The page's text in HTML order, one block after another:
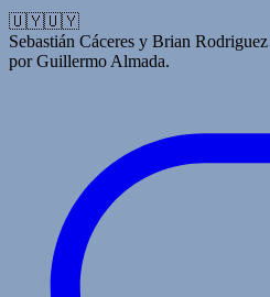
🇺🇾🇺🇾
Sebastián Cáceres y Brian
por Guillermo Almada.